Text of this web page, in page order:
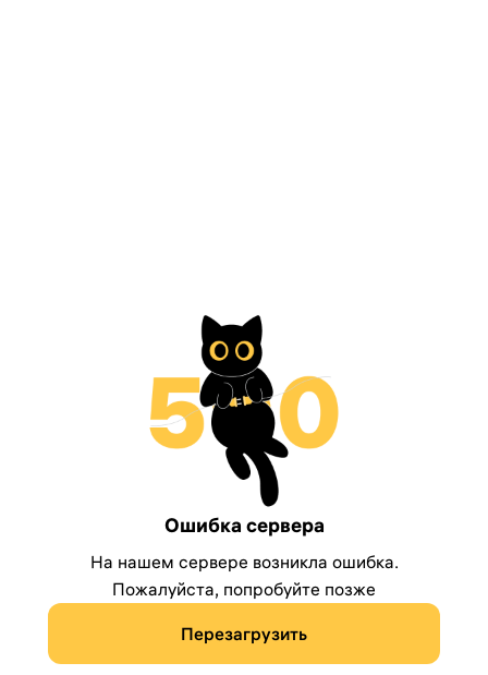
Ошибка сервера
На нашем сервере возникла ошибка.
Пожалуйста, попробуйте позже
Перезагрузить